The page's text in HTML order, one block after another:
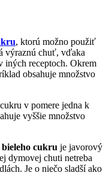
, ktorú možno použiť
výraznú chuť, vďaka
iných receptoch. Okrem
obsahuje množstvo
v pomere jedna k
vyššie množstvo
cukru je javorový
dymovej chuti netreba
Je o niečo sladší ako